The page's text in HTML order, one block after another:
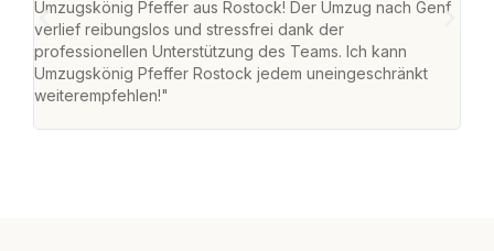
Umzugskönig Pfeffer aus Rostock! Der Umzug nach Genf
verlief reibungslos und stressfrei dank der
professionellen Unterstützung des Teams. Ich kann
Umzugskönig Pfeffer Rostock jedem uneingeschränkt
weiterempfehlen!"